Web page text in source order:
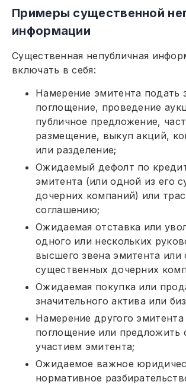
Примеры существенной
информации
Существенная непубличная
включать в себя:
Намерение эмитента подать
поглощение, проведение
публичное предложение,
размещение, выкуп акций,
или разделение;
Ожидаемый дефолт по
эмитента (или одной из его
дочерних компаний) или
соглашению;
Ожидаемая отставка или
одного или нескольких
высшего звена эмитента или
существенных дочерних
Ожидаемая покупка или
значительного актива или
Намерение другого
поглощение или предложить
участием эмитента;
Ожидаемое важное
нормативное